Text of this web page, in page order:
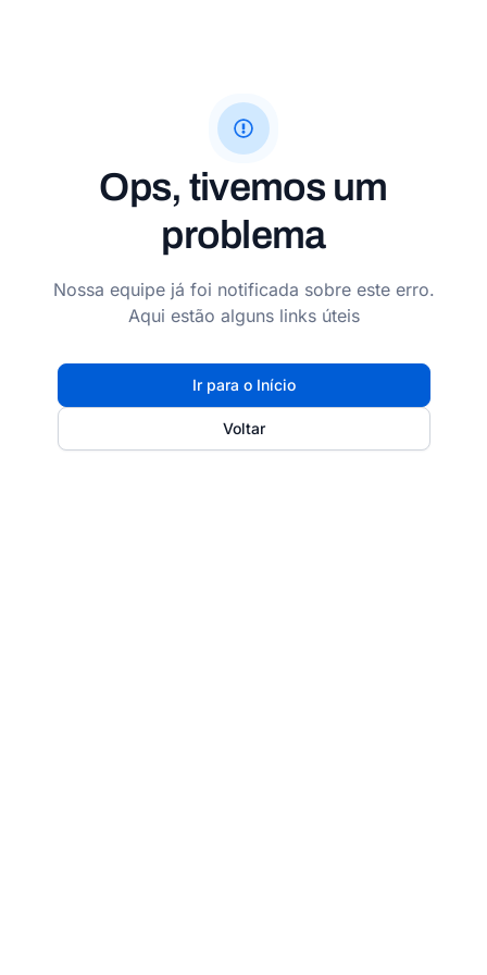
Ops, tivemos um
problema
Nossa equipe já foi notificada sobre este erro.
Aqui estão alguns links úteis
Ir para o Início
Voltar